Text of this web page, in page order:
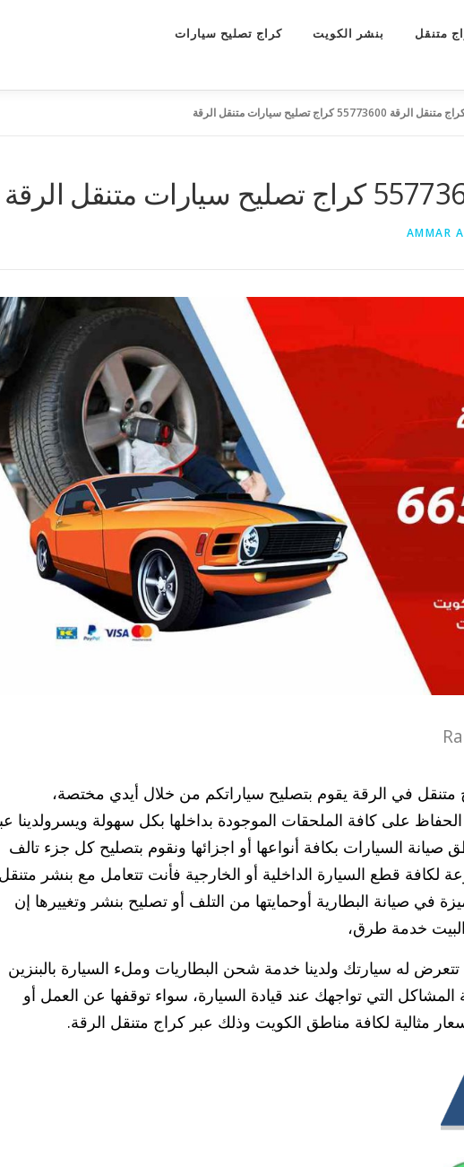
كراج تصليح سيارات بنشر الكويت متنقل
متنقل الرقة 55773600 كراج تصليح سيارات متنقل الرقة
AMMAR
في الرقة يقوم بتصليح سياراتكم من خلال أيدي مختصة،
على كافة الملحقات الموجودة بداخلها بكل سهولة ويسرولدينا
السيارات بكافة أنواعها أو اجزائها ونقوم بتصليح كل جزء تالف
لكافة قطع السيارة الداخلية أو الخارجية فأنت تتعامل مع بنشر
صيانة البطارية أوحمايتها من التلف أو تصليح بنشر وتغييرها إن
البيت خدمة طرق،
له سيارتك ولدينا خدمة شحن البطاريات وملء السيارة بالبنزين
التي تواجهك عند قيادة السيارة، سواء توقفها عن العمل أو
مثالية لكافة مناطق الكويت وذلك عبر كراج متنقل الرقة.